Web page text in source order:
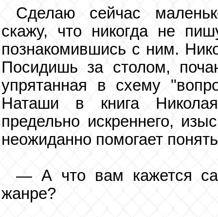
Сделаю сейчас
скажу, что никогда не
познакомившись с ним.
Посидишь за столом,
упрятанная в схему
Наташи в книга
предельно искреннего,
неожиданно помогает
— А что вам кажется
жанре?